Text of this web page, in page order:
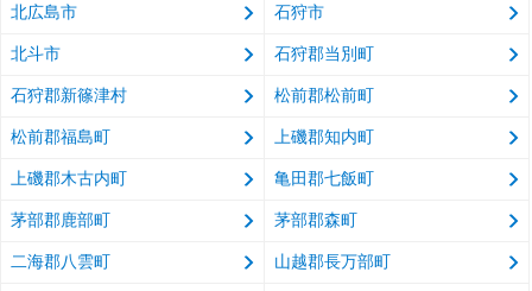
北広島市 石狩市
北斗市 石狩郡当別町
石狩郡新篠津村 松前郡松前町
松前郡福島町 上磯郡知内町
上磯郡木古内町 亀田郡七飯町
茅部郡鹿部町 茅部郡森町
二海郡八雲町 山越郡長万部町